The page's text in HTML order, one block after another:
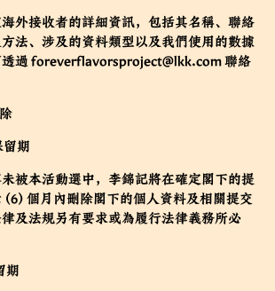
外接收者的詳細資訊，包括其名稱、聯絡
法、涉及的資料類型以及我們使用的數據
過foreverflavorsproject@lkk.com聯絡
期
被本活動選中，李錦記將在確定閣下的提
(6) 個月內刪除閣下的個人資料及相關提交
及法規另有要求或為履行法律義務所必
期